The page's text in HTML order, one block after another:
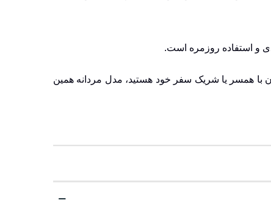
و استفاده روزمره است.
با همسر یا شریک سفر خود هستید، مدل مردانه همین